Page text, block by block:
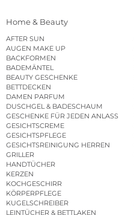
Home & Beauty
AFTER SUN
AUGEN MAKE UP
BACKFORMEN
BADEMÄNTEL
BEAUTY GESCHENKE
BETTDECKEN
DAMEN PARFUM
DUSCHGEL & BADESCHAUM
GESCHENKE FÜR JEDEN ANLASS
GESICHTSCREME
GESICHTSPFLEGE
GESICHTSREINIGUNG HERREN
GRILLER
HANDTÜCHER
KERZEN
KOCHGESCHIRR
KÖRPERPFLEGE
KUGELSCHREIBER
LEINTÜCHER & BETTLAKEN